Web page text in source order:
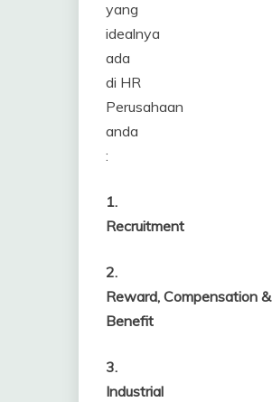
yang
idealnya
ada
di HR
Perusahaan
anda
:
1.
Recruitment
2.
Reward, Compensation &
Benefit
3.
Industrial